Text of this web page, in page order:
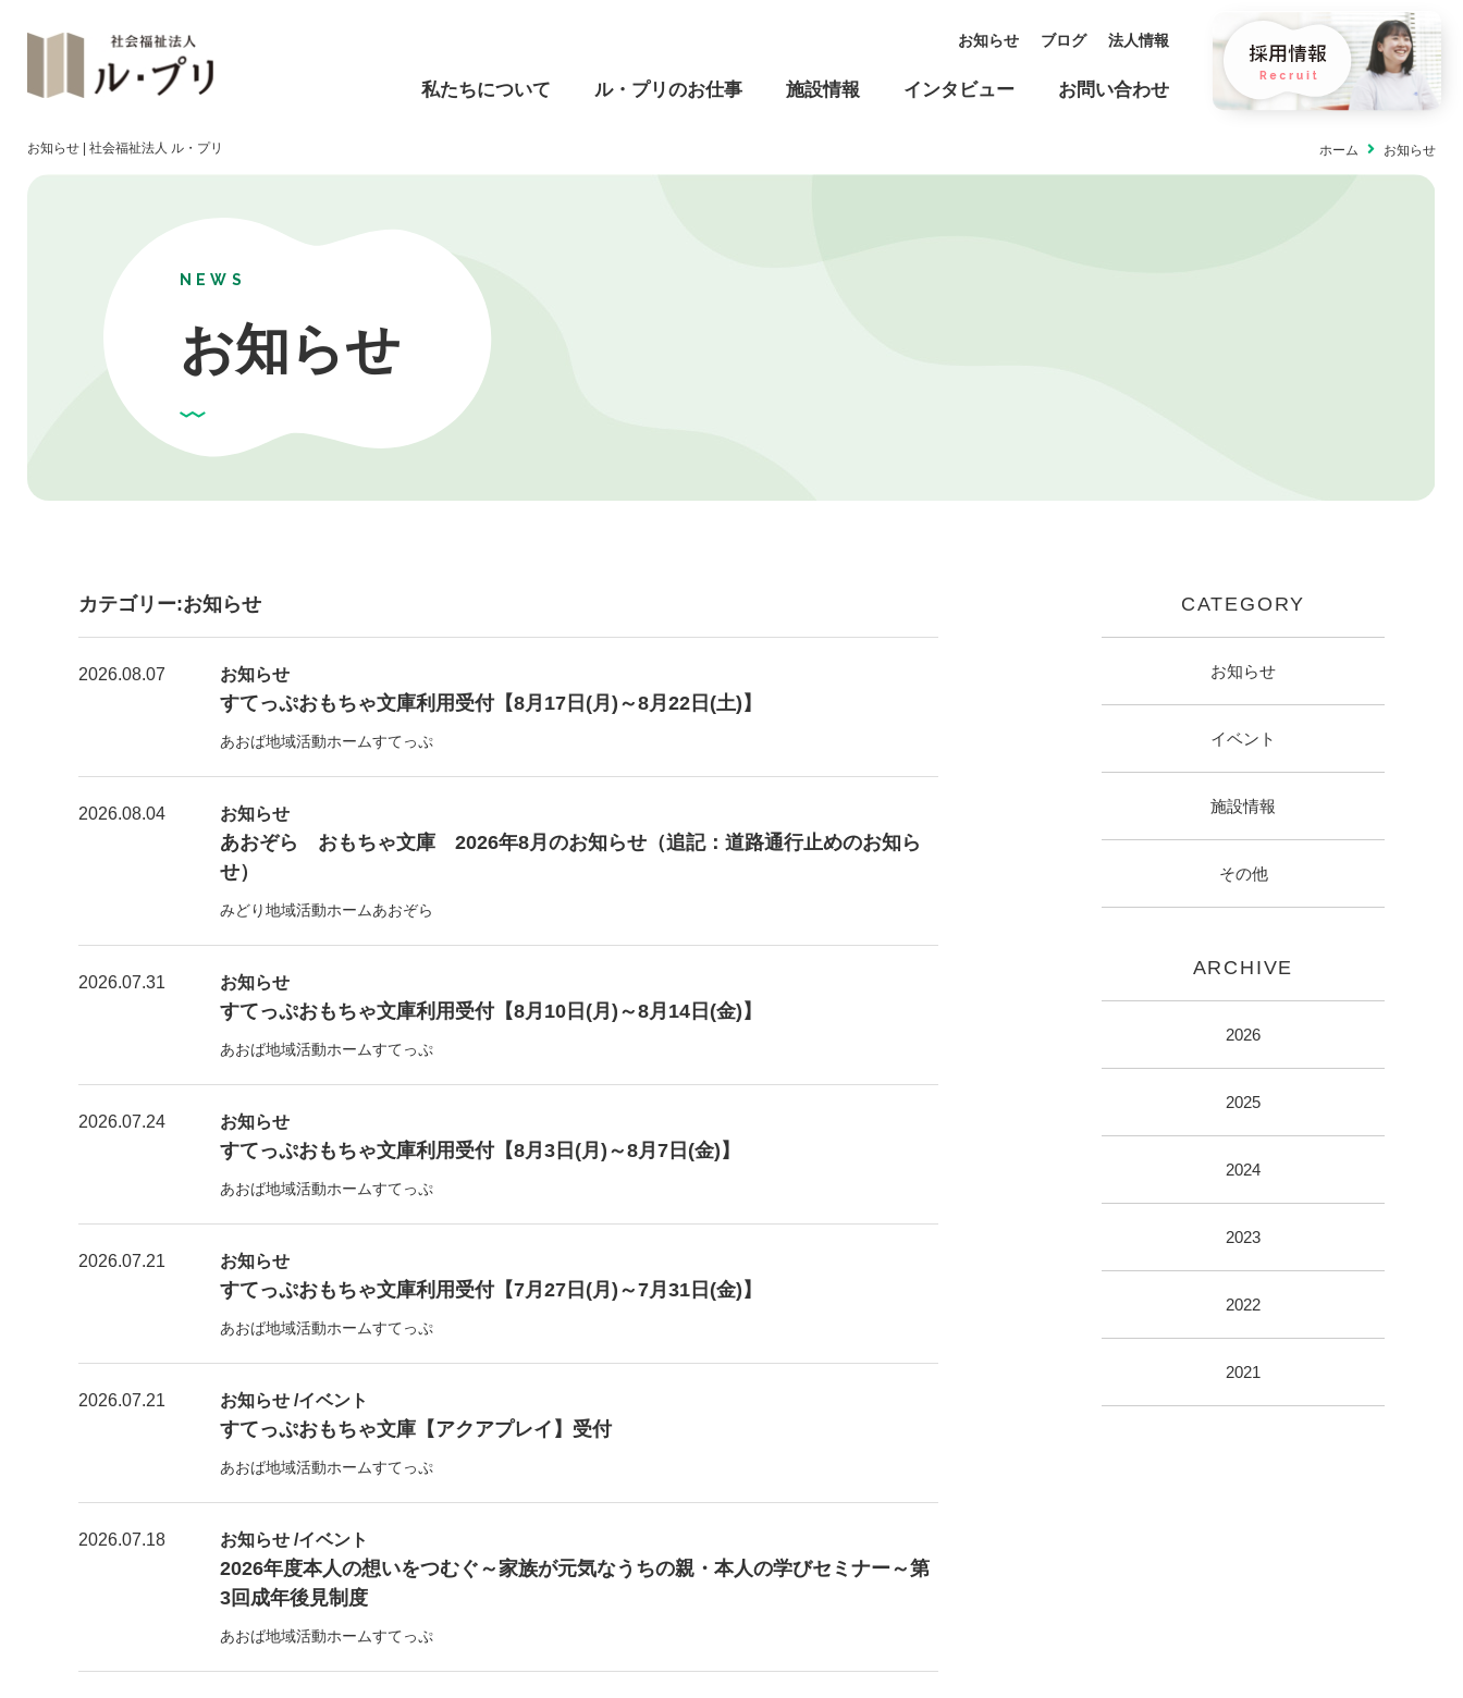
お知らせ ブログ 法人情報
私たちについて ル・プリのお仕事 施設情報 インタビュー お問い合わせ
お知らせ | 社会福祉法人 ル・プリ
NEWS
お知らせ
ホーム お知らせ
カテゴリー:お知らせ
2026.08.07 お知らせ
すてっぷおもちゃ文庫利用受付【8月17日(月)～8月22日(土)】
あおば地域活動ホームすてっぷ
2026.08.04 お知らせ
あおぞら おもちゃ文庫 2026年8月のお知らせ（追記：道路通行止めのお知ら
せ）
みどり地域活動ホームあおぞら
2026.07.31 お知らせ
すてっぷおもちゃ文庫利用受付【8月10日(月)～8月14日(金)】
あおば地域活動ホームすてっぷ
2026.07.24 お知らせ
すてっぷおもちゃ文庫利用受付【8月3日(月)～8月7日(金)】
あおば地域活動ホームすてっぷ
2026.07.21 お知らせ
すてっぷおもちゃ文庫利用受付【7月27日(月)～7月31日(金)】
あおば地域活動ホームすてっぷ
2026.07.21 お知らせ /イベント
すてっぷおもちゃ文庫【アクアプレイ】受付
あおば地域活動ホームすてっぷ
2026.07.18 お知らせ /イベント
2026年度本人の想いをつむぐ～家族が元気なうちの親・本人の学びセミナー～第
3回成年後見制度
あおば地域活動ホームすてっぷ
CATEGORY
お知らせ
イベント
施設情報
その他
ARCHIVE
2026
2025
2024
2023
2022
2021